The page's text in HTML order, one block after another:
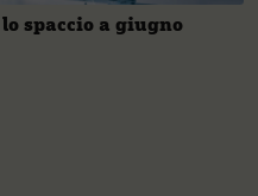
spaccio a giugno